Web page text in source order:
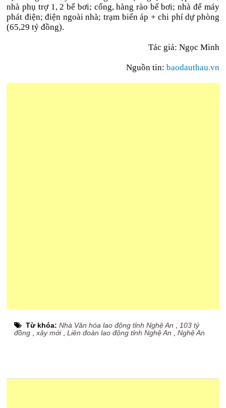
nhà phụ trợ 1, 2 bể bơi; cổng, hàng rào bể bơi; nhà để máy
phát điện; điện ngoài nhà; trạm biến áp + chi phí dự phòng
(65,29 tỷ đồng).
Tác giả: Ngọc Minh
Nguồn tin: baodauthau.vn
Từ khóa:Nhà Văn hóa lao động tỉnh Nghệ An
103 tỷ
đồng ,xây mới,Liên đoàn lao động tỉnh Nghệ An ,Nghệ An